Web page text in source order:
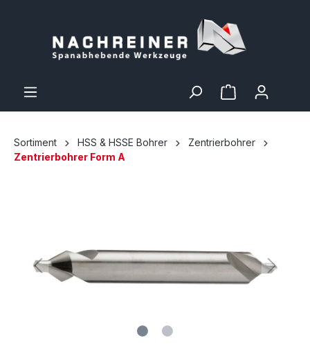
Sortiment HSS & HSSE Bohrer
Zentrierbohrer
Zentrierbohrer Form A